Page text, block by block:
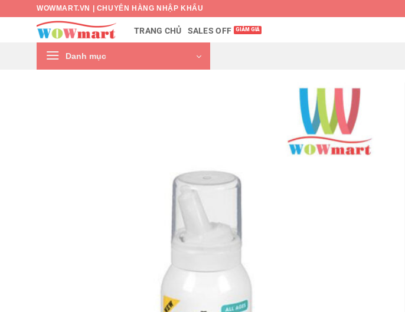
WOWMART.VN | CHUYÊN HÀNG NHẬP KHẨU
TRANG CHỦ SALES OFF
Danh mục